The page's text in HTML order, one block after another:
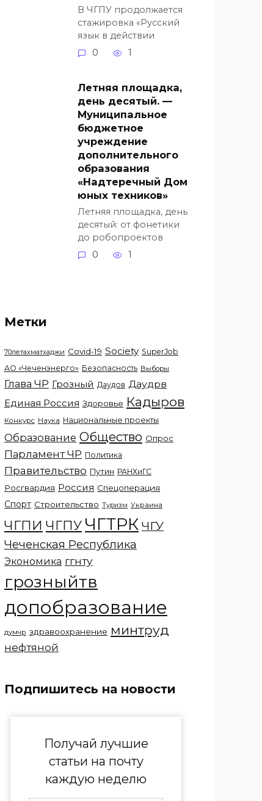
В ЧГПУ продолжается
стажировка «Русский
язык в действии
0
1
Летняя площадка,
день десятый. —
Муниципальное
бюджетное
учреждение
дополнительного
образования
«Надтеречный Дом
юных техников»
Летняя площадка, день
десятый: от фонетики
до робопроектов
0
1
Метки
70летахматхаджи Covid-19 Society SuperJob
АО «Чеченэнерго» Безопасность Выборы
Глава ЧР Грозный Даудов Даудрв
Единая Россия Здоровье Кадыров
Конкурс Наука Национальные проекты
Образование Общество Опрос
Парламент ЧР Политика
Правительство Путин РАНХиГС
Росгвардия Россия Спецоперация
Спорт Строительство Туризм Украина
ЧГПИ ЧГПУ ЧГТРК ЧГУ
Чеченская Республика
Экономика ггнту
грозныйтв
допобразование
думчр здравоохранение минтруд
нефтяной
Подпишитесь на новости
Получай лучшие
статьи на почту
каждую неделю